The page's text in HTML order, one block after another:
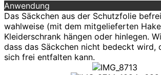
Anwendung
Das Säckchen aus der Schutzfolie
wahlweise (mit dem mitgelieferten
Kleiderschrank hängen oder hinlegen.
dass das Säckchen nicht bedeckt wird,
sich frei entfalten kann.